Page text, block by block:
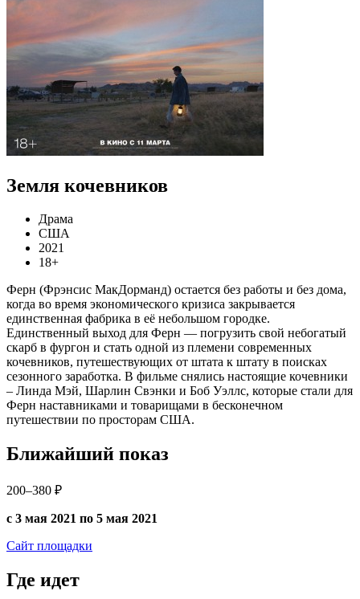
Земля кочевников
Драма
США
2021
18+
Ферн (Фрэнсис МакДорманд) остается без работы и без дома,
когда во время экономического кризиса закрывается
единственная фабрика в её небольшом городке.
Единственный выход для Ферн — погрузить свой небогатый
скарб в фургон и стать одной из племени современных
кочевников, путешествующих от штата к штату в поисках
сезонного заработка. В фильме снялись настоящие кочевники
– Линда Мэй, Шарлин Свэнки и Боб Уэллс, которые стали для
Ферн наставниками и товарищами в бесконечном
путешествии по просторам США.
Ближайший показ
200–380 ₽
с 3 мая 2021 по 5 мая 2021
Сайт площадки
Где идет